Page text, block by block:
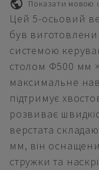
Показати мовою
Цей 5-осьовий
був
системою
столом Φ500 мм
максимальне
підтримує
розвиває
верстата
мм, він
стружки та